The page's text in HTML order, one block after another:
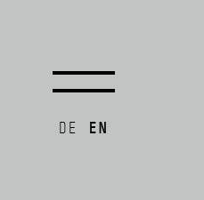
DE EN